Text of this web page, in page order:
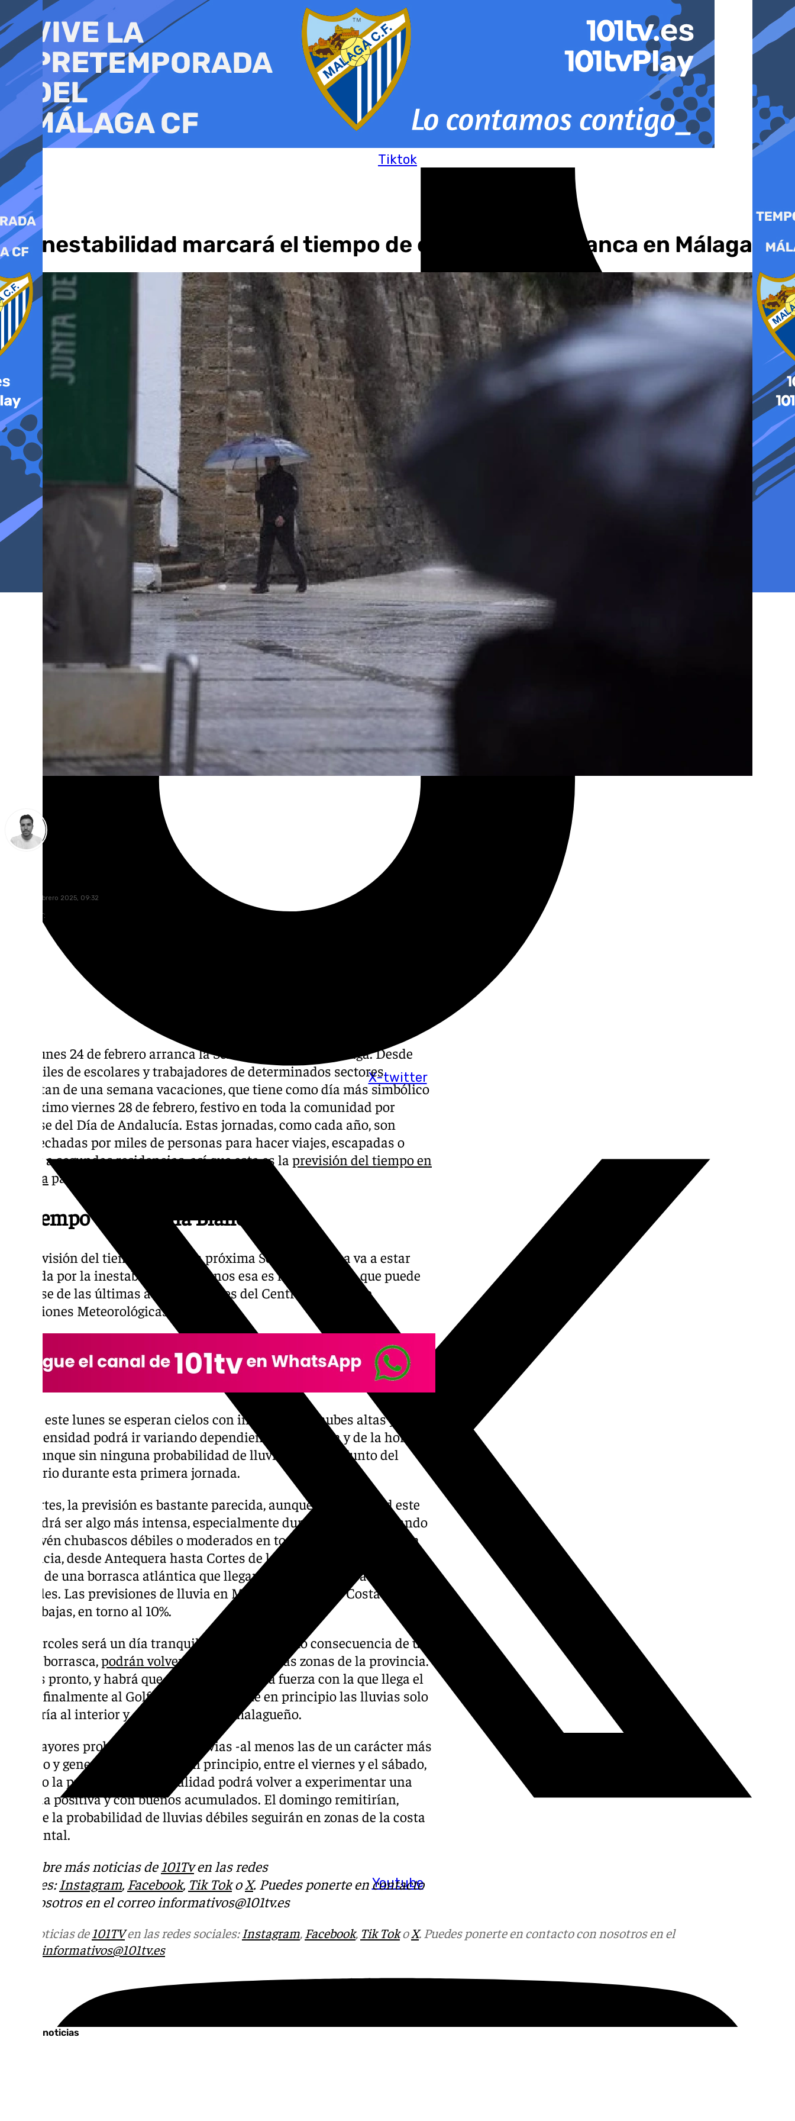
al
contenido
Tiktok
X-twitter
Youtube
La inestabilidad marcará el tiempo de esta Semana Blanca en Málaga
lunes, 24 febrero 2025, 09:32
Compartir:
Este lunes 24 de febrero arranca la Semana Blanca en Málaga. Desde
hoy, miles de escolares y trabajadores de determinados sectores
disfrutan de una semana vacaciones, que tiene como día más simbólico
el próximo viernes 28 de febrero, festivo en toda la comunidad por
tratarse del Día de Andalucía. Estas jornadas, como cada año, son
aprovechadas por miles de personas para hacer viajes, escapadas o
acudir a segundas residencias, así que esta es la previsión del tiempo en
Málaga para los próximos siete días.
El tiempo en Semana Blanca
La previsión del tiempo para esta próxima Semana Blanca va a estar
definida por la inestabilidad. Al menos esa es la conclusión que puede
tomarse de las últimas actualizaciones del Centro Europeo de
Previsiones Meteorológicas.
Desde este lunes se esperan cielos con intervalos de nubes altas y bajas,
cuya densidad podrá ir variando dependiendo de la zona y de la hora del
día. Aunque sin ninguna probabilidad de lluvias en el conjunto del
territorio durante esta primera jornada.
El martes, la previsión es bastante parecida, aunque la nubosidad este
día podrá ser algo más intensa, especialmente durante la tarde, cuando
se prevén chubascos débiles o moderados en toda la franja norte de la
provincia, desde Antequera hasta Cortes de la Frontera, fruto de los
restos de una borrasca atlántica que llegará muy debilitada a estas
latitudes. Las previsiones de lluvia en Málaga capital y la Costa del Sol
serán bajas, en torno al 10%.
El miércoles será un día tranquilo y el jueves, como consecuencia de una
nueva borrasca,podrán volver las lluvias
a varias zonas de la provincia.
Aún es pronto, y habrá que esperar para ver la fuerza con la que llega el
frente finalmente al Golfo de Cádiz, aunque en principio las lluvias solo
afectaría al interior y apenas al litoral malagueño.
Las mayores probabilidades de lluvias -al menos las de un carácter más
intenso y generalizado- serán, en principio, entre el viernes y el sábado,
cuando la provincia en su totalidad podrá volver a experimentar una
jornada positiva y con buenos acumulados. El domingo remitirían,
aunque la probabilidad de lluvias débiles seguirán en zonas de la costa
occidental.
Descubre más noticias de 101Tven las redes
sociales:Instagram, Facebook, Tik TokoX. Puedes ponerte en contacto
con nosotros en el correo informativos@101tv.es
Más noticias de101TVen las redes sociales:Instagram, Facebook, Tik TokoX. Puedes ponerte en contacto con nosotros en el
informativos@101tv.es
Últimas noticias